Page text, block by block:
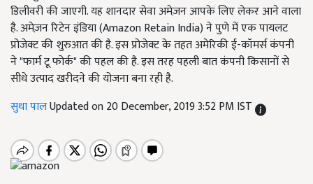
डिलीवरी की जाएगी. यह शानदार सेवा अमेज़न आपके लिए लेकर आने वाला
है. अमेज़न रिटेन इंडिया (Amazon Retain India) ने पुणे में एक पायलट
प्रोजेक्ट की शुरुआत की है. इस प्रोजेक्ट के तहत अमेरिकी ई-कॉमर्स कंपनी
ने "फार्म टू फोर्क" की पहल की है. इस तरह पहली बात कंपनी किसानों से
सीधे उत्पाद खरीदने की योजना बना रही है.
सुधा पालUpdated on 20 December, 2019 3:52 PM IST